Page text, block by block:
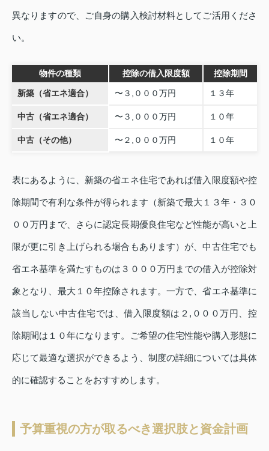
異なりますので、ご自身の購入検討材料としてご活用くださ
い。
物件の種類 控除の借入限度額 控除期間
新築（省エネ適合） 〜３,０００万円 １３年
中古（省エネ適合） 〜３,０００万円 １０年
中古（その他） 〜２,０００万円 １０年
表にあるように、新築の省エネ住宅であれば借入限度額や控
除期間で有利な条件が得られます（新築で最大１３年・３０
００万円まで、さらに認定長期優良住宅など性能が高いと上
限が更に引き上げられる場合もあります）が、中古住宅でも
省エネ基準を満たすものは３０００万円までの借入が控除対
象となり、最大１０年控除されます。一方で、省エネ基準に
該当しない中古住宅では、借入限度額は２,０００万円、控
除期間は１０年になります。ご希望の住宅性能や購入形態に
応じて最適な選択ができるよう、制度の詳細については具体
的に確認することをおすすめします。
予算重視の方が取るべき選択肢と資金計画